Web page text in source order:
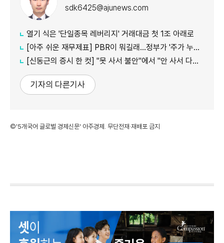
sdk6425@ajunews.com
열기 식은 '단일종목 레버리지' 거래대금 첫 1조 아래로
[아주 쉬운 재무제표] PBR이 뭐길래…정부가 '주가 누르기'에 칼 빼든 이유
[신동근의 증시 한 컷] "못 사서 불안"에서 "안 사서 다행"으로…증시 덮친 '조모'
기자의 다른기사
©'5개국어 글로벌 경제신문' 아주경제. 무단전재·재배포 금지